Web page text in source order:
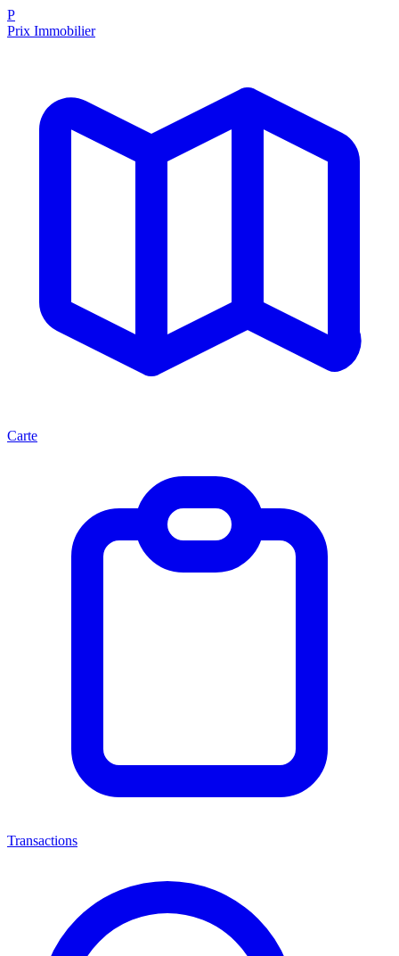
P
Prix Immobilier
Carte
Transactions